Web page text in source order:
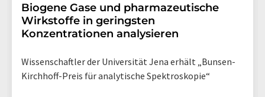
Biogene Gase und pharmazeutische
Wirkstoffe in geringsten
Konzentrationen analysieren
Wissenschaftler der Universität Jena erhält „Bunsen-
Kirchhoff-Preis für analytische Spektroskopie“